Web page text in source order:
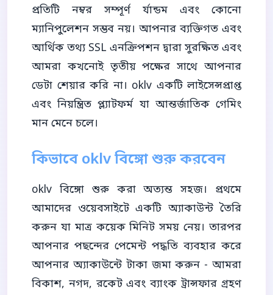
প্রতিটি নম্বর সম্পূর্ণ র্যান্ডম এবং কোনো
ম্যানিপুলেশন সম্ভব নয়। আপনার ব্যক্তিগত এবং
আর্থিক তথ্য SSL এনক্রিপশন দ্বারা সুরক্ষিত এবং
আমরা কখনোই তৃতীয় পক্ষের সাথে আপনার
ডেটা শেয়ার করি না। oklv একটি লাইসেন্সপ্রাপ্ত
এবং নিয়ন্ত্রিত প্ল্যাটফর্ম যা আন্তর্জাতিক গেমিং
মান মেনে চলে।
কিভাবে oklv বিঙ্গো শুরু করবেন
oklv বিঙ্গো শুরু করা অত্যন্ত সহজ। প্রথমে
আমাদের ওয়েবসাইটে একটি অ্যাকাউন্ট তৈরি
করুন যা মাত্র কয়েক মিনিট সময় নেয়। তারপর
আপনার পছন্দের পেমেন্ট পদ্ধতি ব্যবহার করে
আপনার অ্যাকাউন্টে টাকা জমা করুন - আমরা
বিকাশ, নগদ, রকেট এবং ব্যাংক ট্রান্সফার গ্রহণ